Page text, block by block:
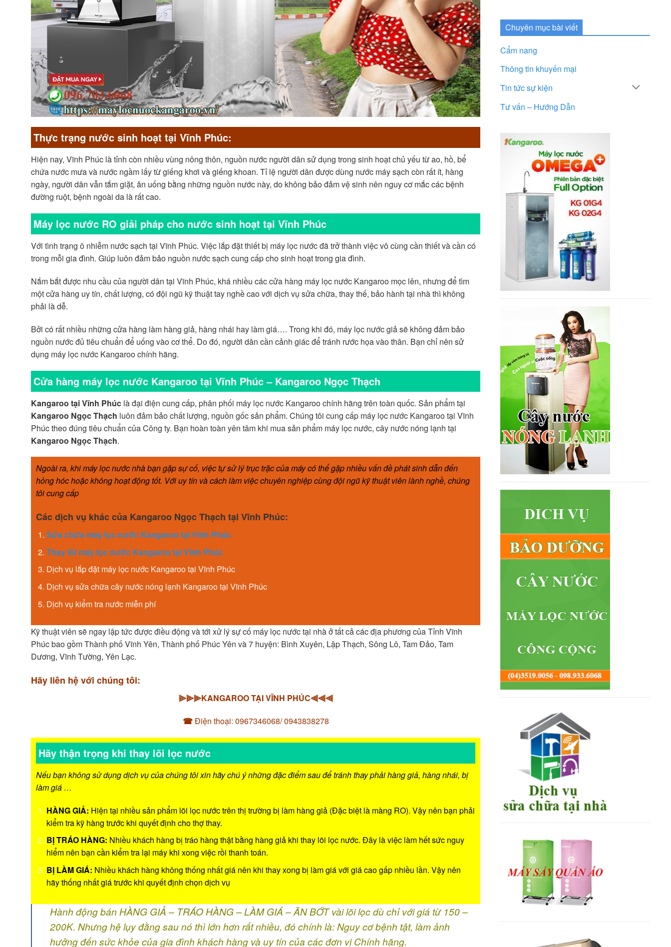
Thực trạng nước sinh hoạt tại Vĩnh Phúc:
Hiện nay, Vĩnh Phúc là tỉnh còn nhiều vùng nông thôn, nguồn nước người dân sử dụng trong sinh hoạt chủ yếu từ ao, hồ, bể
chứa nước mưa và nước ngầm lấy từ giếng khơi và giếng khoan. Tỉ lệ người dân được dùng nước máy sạch còn rất ít, hàng
ngày, người dân vẫn tắm giặt, ăn uống bằng những nguồn nước này, do không bảo đảm vệ sinh nên nguy cơ mắc các bệnh
đường ruột, bệnh ngoài da là rất cao.
Máy lọc nước RO giải pháp cho nước sinh hoạt tại Vĩnh Phúc
Với tình trạng ô nhiễm nước sạch tại Vĩnh Phúc. Việc lắp đặt thiết bị máy lọc nước đã trở thành việc vô cùng cần thiết và cần có
trong mỗi gia đình. Giúp luôn đảm bảo nguồn nước sạch cung cấp cho sinh hoạt trong gia đình.
Nắm bắt được nhu cầu của người dân tại Vĩnh Phúc, khá nhiều các cửa hàng máy lọc nước Kangaroo mọc lên, nhưng để tìm
một cửa hàng uy tín, chất lượng, có đội ngũ kỹ thuật tay nghề cao với dịch vụ sửa chữa, thay thế, bảo hành tại nhà thì không
phải là dễ.
Bởi có rất nhiều những cửa hàng làm hàng giả, hàng nhái hay làm giá…. Trong khi đó, máy lọc nước giả sẽ không đảm bảo
nguồn nước đủ tiêu chuẩn để uống vào cơ thể. Do đó, người dân cần cảnh giác để tránh rước họa vào thân. Bạn chỉ nên sử
dụng máy lọc nước Kangaroo chính hãng.
Cửa hàng máy lọc nước Kangaroo tại Vĩnh Phúc – Kangaroo Ngọc Thạch
Kangaroo tại Vĩnh Phúc là đại điện cung cấp, phân phối máy lọc nước Kangaroo chính hãng trên toàn quốc. Sản phẩm tại
Kangaroo Ngọc Thạch luôn đảm bảo chất lượng, nguồn gốc sản phẩm. Chúng tôi cung cấp máy lọc nước Kangaroo tại Vĩnh
Phúc theo đúng tiêu chuẩn của Công ty. Bạn hoàn toàn yên tâm khi mua sản phẩm máy lọc nước, cây nước nóng lạnh tại
Kangaroo Ngọc Thạch.
Ngoài ra, khi máy lọc nước nhà bạn gặp sự cố, việc tự sử lý trục trặc của máy có thể gặp nhiều vấn đề phát sinh dẫn đến
hỏng hóc hoặc không hoạt động tốt. Với uy tín và cách làm việc chuyên nghiệp cùng đội ngũ kỹ thuật viên lành nghề, chúng
tôi cung cấp
Các dịch vụ khác của Kangaroo Ngọc Thạch tại Vĩnh Phúc:
Sửa chữa máy lọc nước Kangaroo tại Vĩnh Phúc
Thay lõi máy lọc nước Kangaroo tại Vĩnh Phúc
Dịch vụ lắp đặt máy lọc nước Kangaroo tại Vĩnh Phúc
Dịch vụ sửa chữa cây nước nóng lạnh Kangaroo tại Vĩnh Phúc
Dịch vụ kiểm tra nước miễn phí
Kỹ thuật viên sẽ ngay lập tức được điều động và tới xử lý sự cố máy lọc nước tại nhà ở tất cả các địa phương của Tỉnh Vĩnh
Phúc bao gồm Thành phố Vĩnh Yên, Thành phố Phúc Yên và 7 huyện: Bình Xuyên, Lập Thạch, Sông Lô, Tam Đảo, Tam
Dương, Vĩnh Tường, Yên Lạc.
Hãy liên hệ với chúng tôi:
⫸⫸⫸KANGAROO TẠI VĨNH PHÚC⫷⫷⫷
☎Điện thoại: 0967346068/ 0943838278
Hãy thận trọng khi thay lõi lọc nước
Nếu bạn không sử dụng dịch vụ của chúng tôi xin hãy chú ý những đặc điểm sau để tránh thay phải hàng giả, hàng nhái, bị
làm giá …
HÀNG GIẢ: Hiện tại nhiều sản phẩm lõi lọc nước trên thị trường bị làm hàng giả (Đặc biệt là màng RO). Vậy nên bạn phải
kiểm tra kỹ hàng trước khi quyết định cho thợ thay.
BỊ TRÁO HÀNG: Nhiều khách hàng bị tráo hàng thật bằng hàng giả khi thay lõi lọc nước. Đây là việc làm hết sức nguy
hiểm nên bạn cần kiểm tra lại máy khi xong việc rồi thanh toán.
BỊ LÀM GIÁ: Nhiều khách hàng không thống nhất giá nên khi thay xong bị làm giá với giá cao gấp nhiều lần. Vậy nên
hãy thống nhất giá trước khi quyết định chọn dịch vụ
Hành động bán HÀNG GIẢ – TRÁO HÀNG – LÀM GIÁ – ĂN BỚT vài lõi lọc dù chỉ với giá từ 150 –
200K. Nhưng hệ lụy đằng sau nó thì lớn hơn rất nhiều, đó chính là: Nguy cơ bệnh tật, làm ảnh
hưởng đến sức khỏe của gia đình khách hàng và uy tín của các đơn vị Chính hãng.
Chuyên mục bài viết
Cẩm nang
Thông tin khuyến mại
Tin tức sự kiện
Tư vấn – Hướng Dẫn